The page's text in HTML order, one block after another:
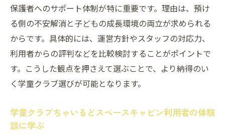
保護者へのサポート体制が特に重要です。理由は、預け
る側の不安解消と子どもの成長環境の両立が求められる
からです。具体的には、運営方針やスタッフの対応力、
利用者からの評判などを比較検討することがポイントで
す。こうした観点を押さえて選ぶことで、より納得のい
く学童クラブ選びが可能となります。
学童クラブちゃいるどスペースキャビン利用者の体験
談に学ぶ